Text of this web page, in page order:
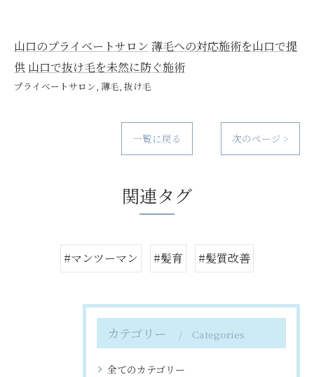
山口のプライベートサロン 薄毛への対応施術を山口で提
供 山口で抜け毛を未然に防ぐ施術
プライベートサロン 薄毛 抜け毛
一覧に戻る 次のページ >
関連タグ
#マンツーマン #髪育 #髪質改善
カテゴリー Categories
全てのカテゴリー